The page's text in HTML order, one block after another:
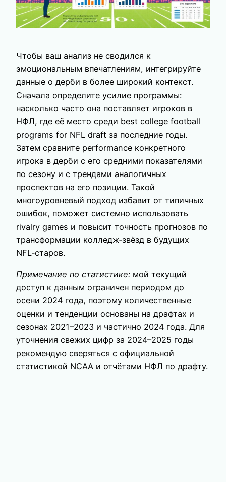
Чтобы ваш анализ не сводился к
эмоциональным впечатлениям, интегрируйте
данные о дерби в более широкий контекст.
Сначала определите усилие программы:
насколько часто она поставляет игроков в
НФЛ, где её место среди best college football
programs for NFL draft за последние годы.
Затем сравните performance конкретного
игрока в дерби с его средними показателями
по сезону и с трендами аналогичных
проспектов на его позиции. Такой
многоуровневый подход избавит от типичных
ошибок, поможет системно использовать
rivalry games и повысит точность прогнозов по
трансформации колледж‑звёзд в будущих
NFL‑старов.
Примечание по статистике: мой текущий
доступ к данным ограничен периодом до
осени 2024 года, поэтому количественные
оценки и тенденции основаны на драфтах и
сезонах 2021–2023 и частично 2024 года. Для
уточнения свежих цифр за 2024–2025 годы
рекомендую сверяться с официальной
статистикой NCAA и отчётами НФЛ по драфту.